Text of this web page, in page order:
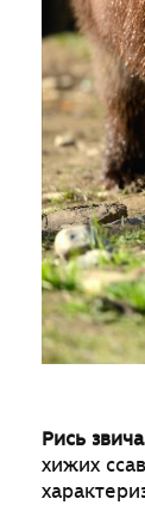
Рись
хижих